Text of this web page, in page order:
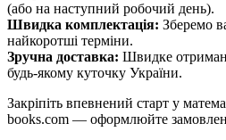
(або на наступний робочий день).
Швидка комплектація: Зберемо
найкоротші терміни.
Зручна доставка: Швидке
будь-якому куточку України.
Закріпіть впевнений старт у
books.com — оформлюйте